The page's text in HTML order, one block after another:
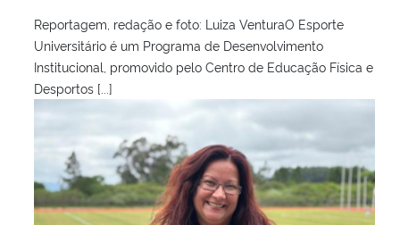
Reportagem, redação e foto: Luiza VenturaO Esporte
Universitário é um Programa de Desenvolvimento
Institucional, promovido pelo Centro de Educação Física e
Desportos [...]